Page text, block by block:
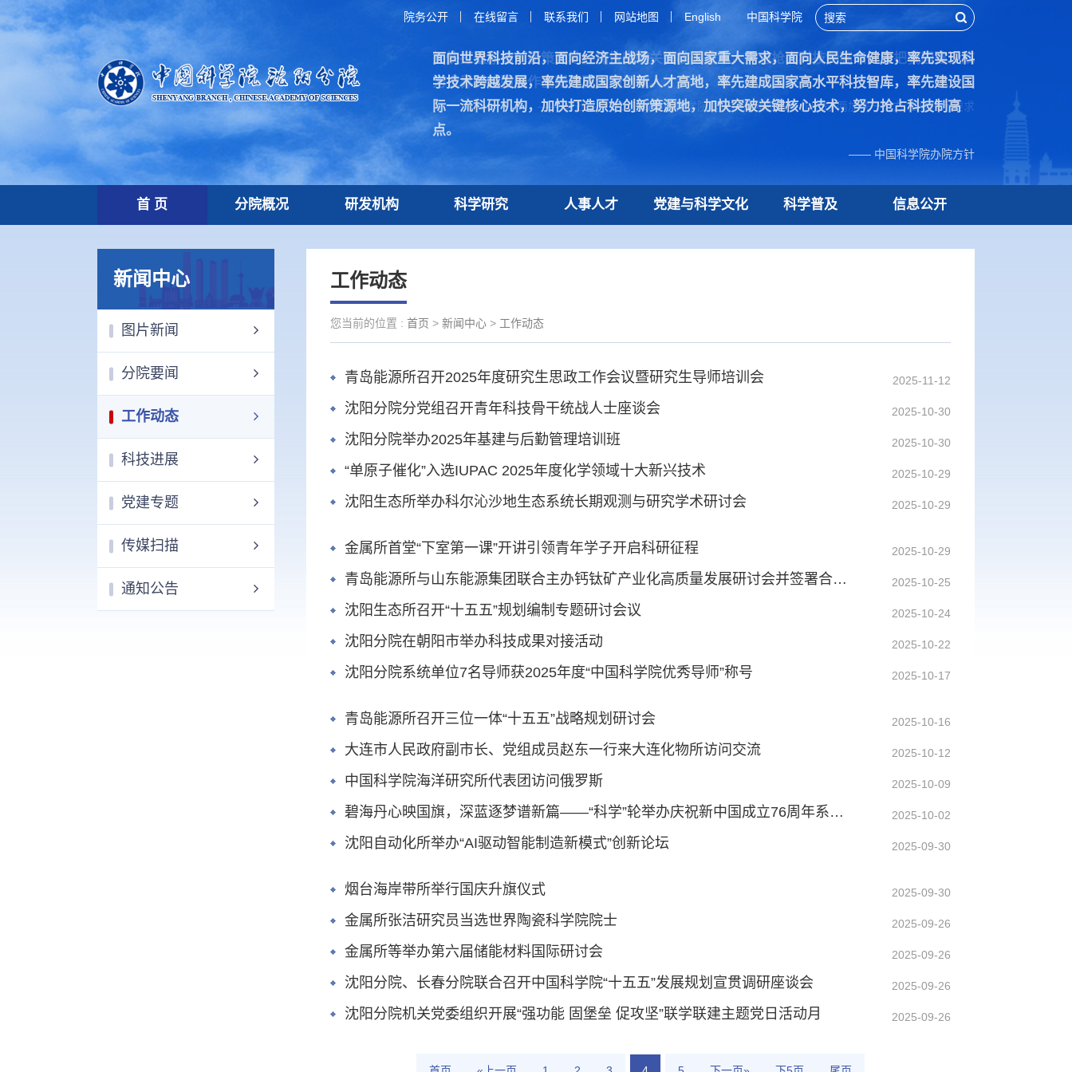
院务公开 在线留言 联系我们 网站地图 English 中国科学院
面向世界科技前沿，面向经济主战场，面向国家重大需求，面向人民生命健康，率先实现科
学技术跨越发展，率先建成国家创新人才高地，率先建成国家高水平科技智库，率先建设国
际一流科研机构，加快打造原始创新策源地，加快突破关键核心技术，努力抢占科技制高
点。
—— 中国科学院办院方针
加快打造原始创新策源地，加快突破关键核心技术，努力抢占科技制高点，为把我国建设成
为世界科技强国作出新的更大的贡献。
—— 习近平总书记在致中国科学院建院70周年贺信中作出的“两加快一努力”重要指示要求
首 页 分院概况 研发机构 科学研究 人事人才 党建与科学文化 科学普及 信息公开
新闻中心
图片新闻
分院要闻
工作动态
科技进展
党建专题
传媒扫描
通知公告
工作动态
您当前的位置 : 首页 >新闻中心 > 工作动态
青岛能源所召开2025年度研究生思政工作会议暨研究生导师培训会 2025-11-12
沈阳分院分党组召开青年科技骨干统战人士座谈会 2025-10-30
沈阳分院举办2025年基建与后勤管理培训班 2025-10-30
“单原子催化”入选IUPAC 2025年度化学领域十大新兴技术 2025-10-29
沈阳生态所举办科尔沁沙地生态系统长期观测与研究学术研讨会 2025-10-29
金属所首堂“下室第一课”开讲引领青年学子开启科研征程 2025-10-29
青岛能源所与山东能源集团联合主办钙钛矿产业化高质量发展研讨会并签署合作协议 2025-10-25
沈阳生态所召开“十五五”规划编制专题研讨会议 2025-10-24
沈阳分院在朝阳市举办科技成果对接活动 2025-10-22
沈阳分院系统单位7名导师获2025年度“中国科学院优秀导师”称号 2025-10-17
青岛能源所召开三位一体“十五五”战略规划研讨会 2025-10-16
大连市人民政府副市长、党组成员赵东一行来大连化物所访问交流 2025-10-12
中国科学院海洋研究所代表团访问俄罗斯 2025-10-09
碧海丹心映国旗，深蓝逐梦谱新篇——“科学”轮举办庆祝新中国成立76周年系列活动 2025-10-02
沈阳自动化所举办“AI驱动智能制造新模式”创新论坛 2025-09-30
烟台海岸带所举行国庆升旗仪式 2025-09-30
金属所张洁研究员当选世界陶瓷科学院院士 2025-09-26
金属所等举办第六届储能材料国际研讨会 2025-09-26
沈阳分院、长春分院联合召开中国科学院“十五五”发展规划宣贯调研座谈会 2025-09-26
沈阳分院机关党委组织开展“强功能 固堡垒 促攻坚”联学联建主题党日活动月 2025-09-26